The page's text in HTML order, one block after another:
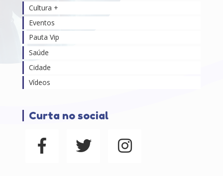
Cultura +
Eventos
Pauta Vip
Saúde
Cidade
Vídeos
Curta no social